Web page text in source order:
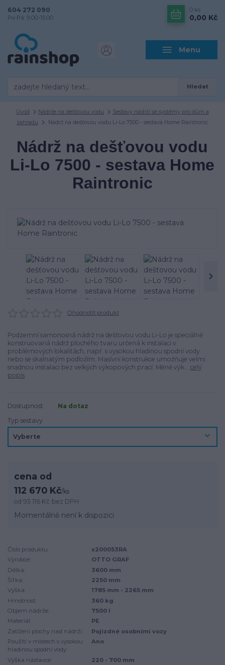
Menu
Hledat
604 272 090
Po-Pá: 9.00-15.00
0 ks
0,00 Kč
Úvod Nádrže na dešťovou vodu
Sestavy nádrží se systémy pro dům a
zahradu
Nádrž na dešťovou vodu Li-Lo 7500 - sestava Home Raintronic
Nádrž na dešťovou vodu
Li-Lo 7500 - sestava Home
Raintronic
Ohodnotit produkt
Podzemní samonosná nádrž na dešťovou vodu Li-Lo je speciálně
konstruovaná nádrž plochého tvaru určená k instalaci v
problémových lokalitách, např. s vysokou hladinou spodní vody
nebo se skalnatým podložím. Masívní konstrukce umožňuje velmi
snadnou instalaci bez velkých výkopových prací. Méně výk... celý
popis
Dostupnost
Na dotaz
Typ sestavy
cena od
112 670 Kč/ks
od93 116 Kč bez DPH
Momentálně není k dispozici
Číslo produktu:
x200053RA
Výrobce:
OTTO GRAF
Délka:
3600 mm
Šířka:
2250 mm
Výška:
1785 mm - 2265 mm
Hmotnost:
360 kg
Objem nádrže:
7500 l
Materiál:
PE
Zatížení plochy nad nádrží:
Pojízdné osobními vozy
Použití v místech s vysokou
hladinou spodní vody:
Ano
Výška nástavce: 220 - 700 mm